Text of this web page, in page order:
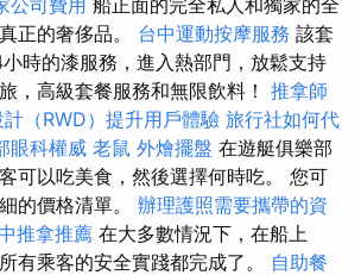
正的奢侈品。 台中運動按摩服務 該套
時的漆服務，進入熱部門，放鬆支持
，高級套餐服務和無限飲料！ 推拿師
（RWD）提升用戶體驗 旅行社如何代
眼科權威 老鼠 外燴擺盤 在遊艇俱樂部
可以吃美食，然後選擇何時吃。 您可
的價格清單。 辦理護照需要攜帶的資
推拿推薦 在大多數情況下，在船上
有乘客的安全實踐都完成了。 自助餐